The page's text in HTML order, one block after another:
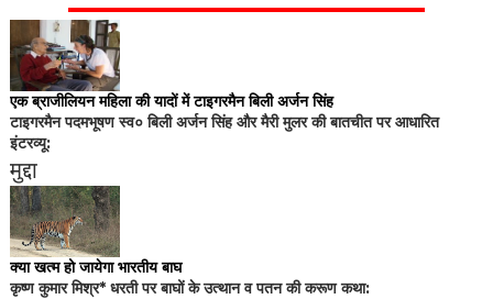
एक ब्राजीलियन महिला की यादों में टाइगरमैन बिली अर्जन सिंह
टाइगरमैन पदमभूषण स्व० बिली अर्जन सिंह और मैरी मुलर की बातचीत पर आधारित
इंटरव्यू:
मुद्दा
क्या खत्म हो जायेगा भारतीय बाघ
कृष्ण कुमार मिश्र* धरती पर बाघों के उत्थान व पतन की करूण कथा: